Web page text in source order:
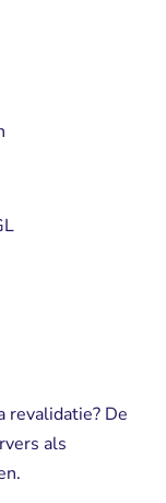
revalidatie? De
als